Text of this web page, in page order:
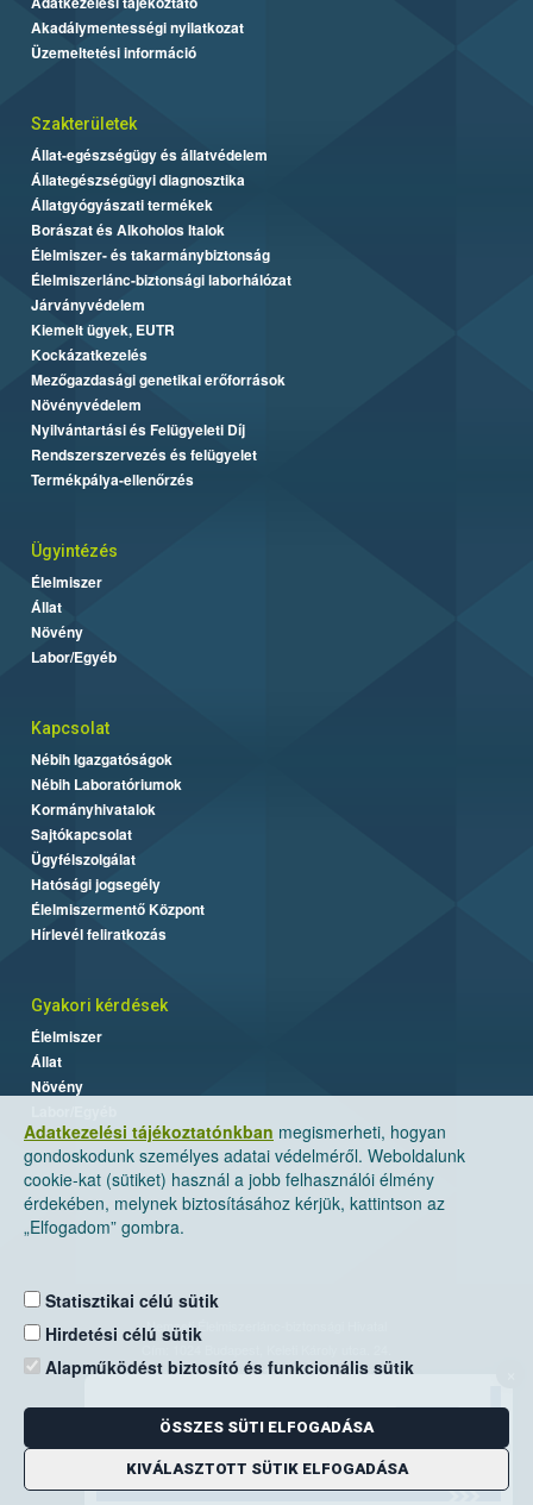
Adatkezelési tájékoztatónkban megismerheti, hogyan
gondoskodunk személyes adatai védelméről. Weboldalunk
cookie-kat (sütiket) használ a jobb felhasználói élmény
érdekében, melynek biztosításához kérjük, kattintson az
„Elfogadom” gombra.
Statisztikai célú sütik
Hirdetési célú sütik
Alapműködést biztosító és funkcionális sütik
ÖSSZES SÜTI ELFOGADÁSA
KIVÁLASZTOTT SÜTIK ELFOGADÁSA
Akadálymentességi nyilatkozat
Üzemeltetési információ
Szakterületek
Állat-egészségügy és állatvédelem
Állategészségügyi diagnosztika
Állatgyógyászati termékek
Borászat és Alkoholos Italok
Élelmiszer- és takarmánybiztonság
Élelmiszerlánc-biztonsági laborhálózat
Járványvédelem
Kiemelt ügyek, EUTR
Kockázatkezelés
Mezőgazdasági genetikai erőforrások
Növényvédelem
Nyilvántartási és Felügyeleti Díj
Rendszerszervezés és felügyelet
Termékpálya-ellenőrzés
Ügyintézés
Élelmiszer
Állat
Növény
Labor/Egyéb
Kapcsolat
Nébih Igazgatóságok
Nébih Laboratóriumok
Kormányhivatalok
Sajtókapcsolat
Ügyfélszolgálat
Hatósági jogsegély
Élelmiszermentő Központ
Hírlevél feliratkozás
Gyakori kérdések
Élelmiszer
Állat
Növény
Nemzeti Élelmiszerlánc-biztonsági Hivatal
Levelezési cím: 1525 Budapest. Pf. 30.
E-mail:ugyfelszolgalat@nebih.gov.hu
Zöld szám: 06-80/263-244
Telefon: 06-1/ 336-9000